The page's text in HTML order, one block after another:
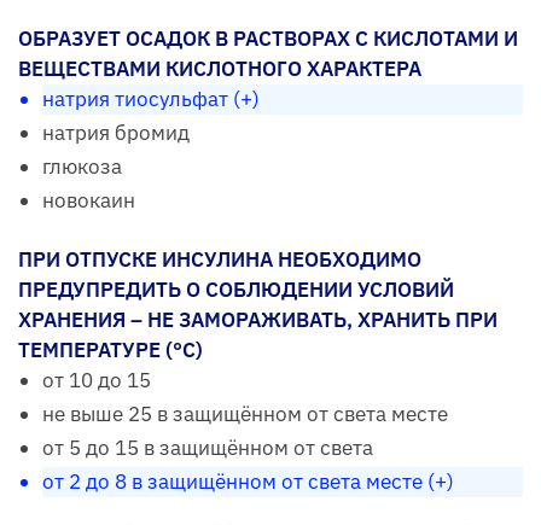
ОБРАЗУЕТ ОСАДОК В РАСТВОРАХ С КИСЛОТАМИ И
ВЕЩЕСТВАМИ КИСЛОТНОГО ХАРАКТЕРА
натрия тиосульфат (+)
натрия бромид
глюкоза
новокаин
ПРИ ОТПУСКЕ ИНСУЛИНА НЕОБХОДИМО
ПРЕДУПРЕДИТЬ О СОБЛЮДЕНИИ УСЛОВИЙ
ХРАНЕНИЯ – НЕ ЗАМОРАЖИВАТЬ, ХРАНИТЬ ПРИ
ТЕМПЕРАТУРЕ (°С)
от 10 до 15
не выше 25 в защищённом от света месте
от 5 до 15 в защищённом от света
от 2 до 8 в защищённом от света месте (+)